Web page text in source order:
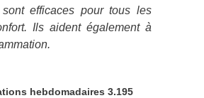
efficaces pour tous les
Ils aident également à
hebdomadaires 3.195